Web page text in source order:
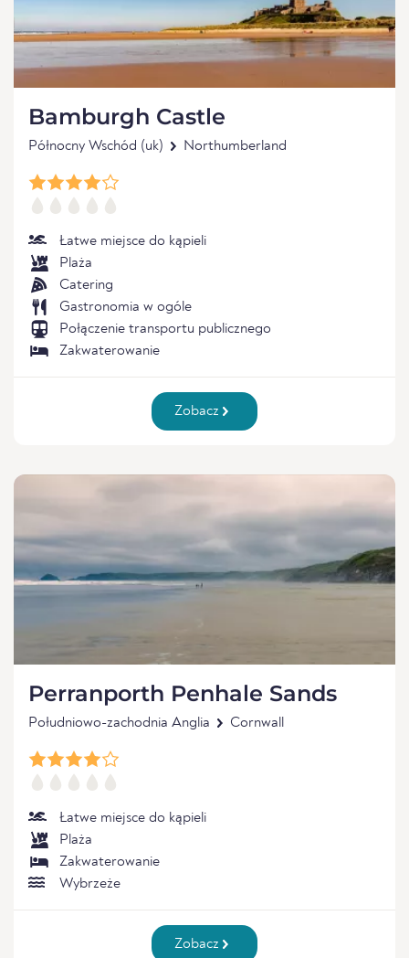
Bamburgh Castle
Północny Wschód (uk) Northumberland
Łatwe miejsce do kąpieli
Plaża
Catering
Gastronomia w ogóle
Połączenie transportu publicznego
Zakwaterowanie
Zobacz
Perranporth Penhale Sands
Południowo-zachodnia Anglia Cornwall
Łatwe miejsce do kąpieli
Plaża
Zakwaterowanie
Wybrzeże
Zobacz